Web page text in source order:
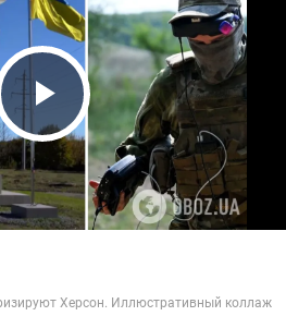
Play Video